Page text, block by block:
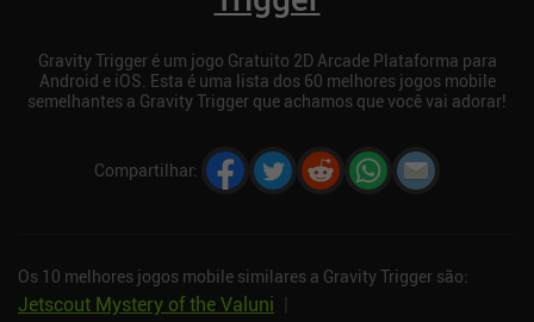
Gravity Trigger é um jogo Gratuito 2D Arcade Plataforma para
Android e iOS. Esta é uma lista dos 60 melhores jogos mobile
semelhantes a Gravity Trigger que achamos que você vai adorar!
Compartilhar:
Os 10 melhores jogos mobile similares a Gravity Trigger são:
Jetscout Mystery of the Valuni